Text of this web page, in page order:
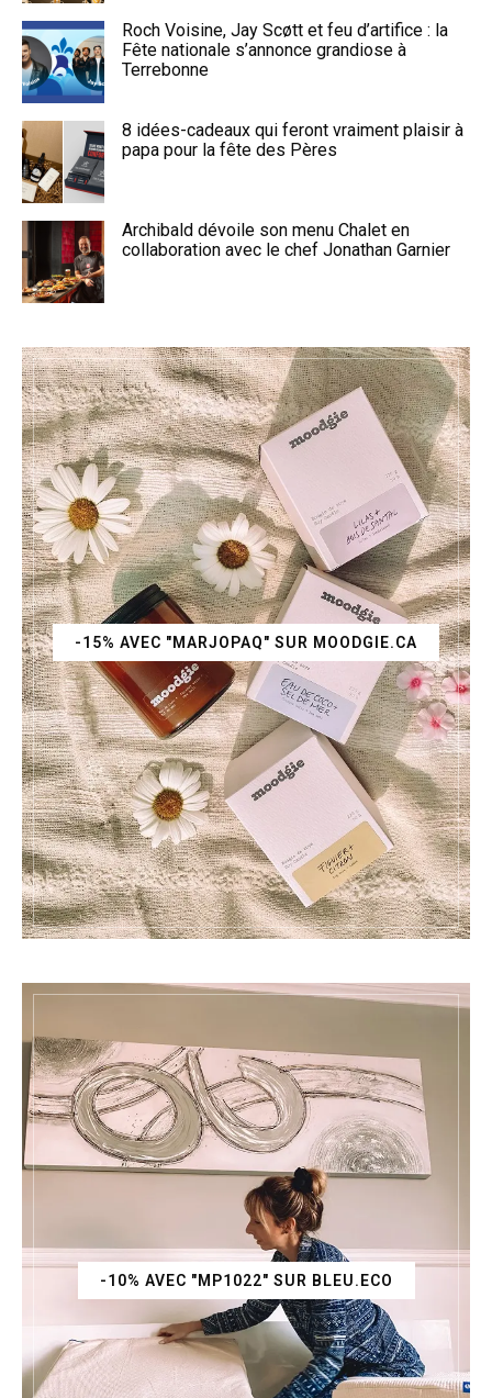
Roch Voisine, Jay Scøtt et feu d’artifice : la
Fête nationale s’annonce grandiose à
Terrebonne
8 idées-cadeaux qui feront vraiment plaisir à
papa pour la fête des Pères
Archibald dévoile son menu Chalet en
collaboration avec le chef Jonathan Garnier
-15% AVEC "MARJOPAQ" SUR MOODGIE.CA
-10% AVEC "MP1022" SUR BLEU.ECO